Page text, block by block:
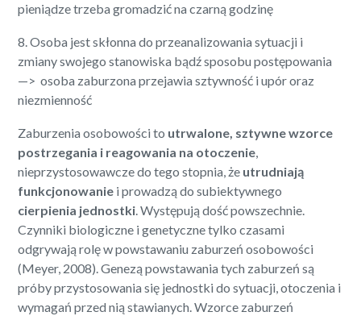
pieniądze trzeba gromadzić na czarną godzinę
8. Osoba jest skłonna do przeanalizowania sytuacji i
zmiany swojego stanowiska bądź sposobu postępowania
—> osoba zaburzona przejawia sztywność i upór oraz
niezmienność
Zaburzenia osobowości to utrwalone, sztywne wzorce
postrzegania i reagowania na otoczenie,
nieprzystosowawcze do tego stopnia, że utrudniają
funkcjonowanie i prowadzą do subiektywnego
cierpienia jednostki. Występują dość powszechnie.
Czynniki biologiczne i genetyczne tylko czasami
odgrywają rolę w powstawaniu zaburzeń osobowości
(Meyer, 2008). Genezą powstawania tych zaburzeń są
próby przystosowania się jednostki do sytuacji, otoczenia i
wymagań przed nią stawianych. Wzorce zaburzeń